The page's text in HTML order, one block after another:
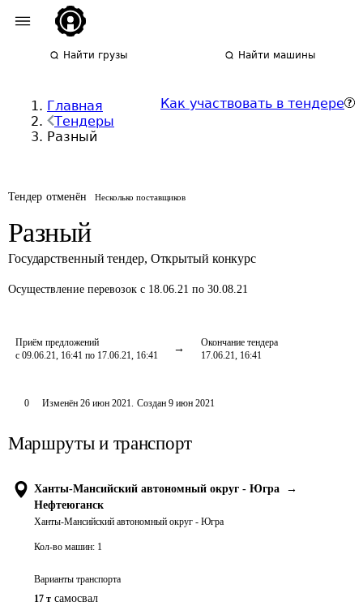
Найти грузы Найти машины
Главная
Тендеры
Разный
Как участвовать в тендере
Тендер отменён Несколько поставщиков
Разный
Государственный тендер, Открытый конкурс
Осуществление перевозок с 18.06.21 по 30.08.21
Приём предложений
с 09.06.21, 16:41 по 17.06.21, 16:41
Окончание тендера
17.06.21, 16:41
0 Изменён 26 июн 2021. Создан 9 июн 2021
Маршруты и транспорт
Ханты-Мансийский автономный округ - Югра
→
Нефтеюганск
Ханты-Мансийский автономный округ - Югра
Кол-во машин: 1
Варианты транспорта
17 т самосвал